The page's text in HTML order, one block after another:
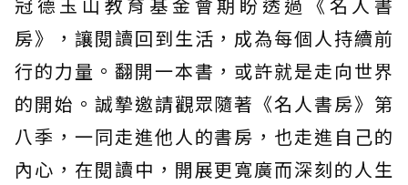
房》，讓閱讀回到生活，成為每個人持續前
行的力量。翻開一本書，或許就是走向世界
的開始。誠摯邀請觀眾隨著《名人書房》第
八季，一同走進他人的書房，也走進自己的
內心，在閱讀中，開展更寬廣而深刻的人生